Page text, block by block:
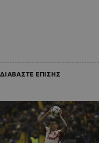
ΔΙΑΒΑΣΤΕ ΕΠΙΣΗΣ